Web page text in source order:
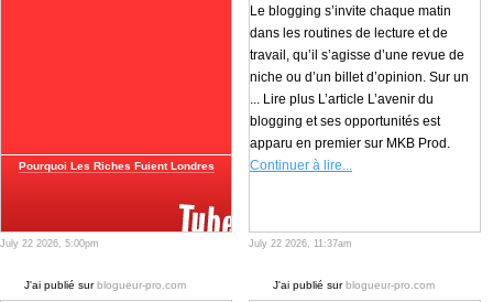
Pourquoi Les Riches Fuient Londres
July 22 2026, 5:00pm
Le blogging s’invite chaque matin
dans les routines de lecture et de
travail, qu’il s’agisse d’une revue de
niche ou d’un billet d’opinion. Sur un
... Lire plus L’article L’avenir du
blogging et ses opportunités est
apparu en premier sur MKB Prod.
Continuer à lire...
July 22 2026, 11:37am
J'ai publié surblogueur-pro.com J'ai publié surblogueur-pro.com